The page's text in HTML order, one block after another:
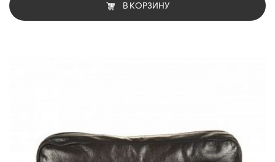
В КОРЗИНУ